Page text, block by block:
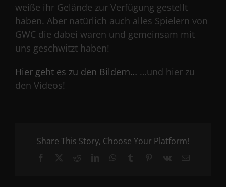
weiße ihr Gelände zur Verfügung gestellt
haben. Aber natürlich auch alles Spielern von
GWC die dabei waren und gemeinsam mit
uns geschwitzt haben!
Hier geht es zu den Bildern… …und hier zu
den Videos!
Share This Story, Choose Your Platform!
Facebook RedditLinkedInWhatsApp
Tumblr Pinterest
Vk Email